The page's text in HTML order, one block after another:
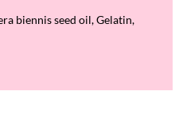
biennis seed oil, Gelatin,